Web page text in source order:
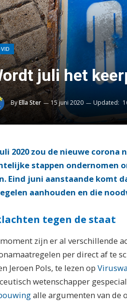
juli het
ByElla Ster 15 juni 2020 Updated:
2020 zou de nieuwe
stappen ondernomen
Eind juni aanstaande komt
aanhouden en die
tegen de staat
zijn er al verschillende
per direct af te
Jeroen Pols, te lezen op
wetenschapper
alle argumenten van de